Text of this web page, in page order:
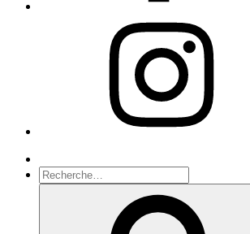
Recherche
pour